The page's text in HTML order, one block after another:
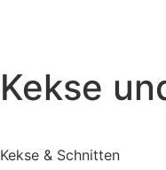
Kekse
Kekse & Schnitten